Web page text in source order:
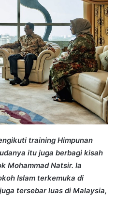
training Himpunan
itu juga berbagi kisah
Mohammad Natsir. Ia
Islam terkemuka di
tersebar luas di Malaysia,